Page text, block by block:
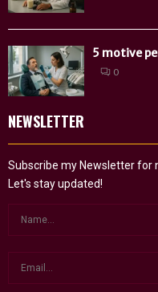
5 motive
0
NEWSLETTER
Subscribe my Newsletter for
Let's stay updated!